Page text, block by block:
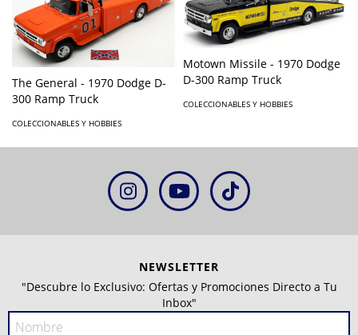
The General - 1970 Dodge D-
300 Ramp Truck
COLECCIONABLES Y HOBBIES
Motown Missile - 1970 Dodge
D-300 Ramp Truck
COLECCIONABLES Y HOBBIES
NEWSLETTER
"Descubre lo Exclusivo: Ofertas y Promociones Directo a Tu
Inbox"